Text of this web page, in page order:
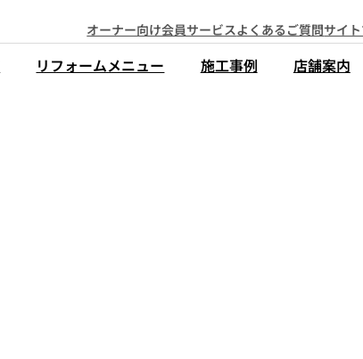
オーナー向け会員サービスよくあるご質問サイ
リフォームメニュー 施工事例 店舗案内